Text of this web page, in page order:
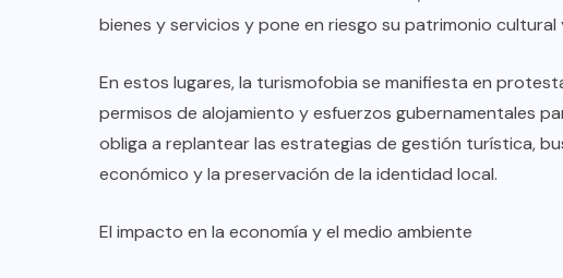
bienes y servicios y pone en riesgo su patrimonio cultural
En estos lugares, la turismofobia se manifiesta en
permisos de alojamiento y esfuerzos gubernamentales
obliga a replantear las estrategias de gestión turística,
económico y la preservación de la identidad local.
El impacto en la economía y el medio ambiente